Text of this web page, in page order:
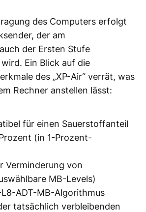
des Computers erfolgt
der am
der Ersten Stufe
Ein Blick auf die
des „XP-Air“ verrät, was
Rechner anstellen lässt:
für einen Sauerstoffanteil
(in 1-Prozent-
Verminderung von
MB-Levels)
ADT-MB-Algorithmus
tatsächlich verbleibenden